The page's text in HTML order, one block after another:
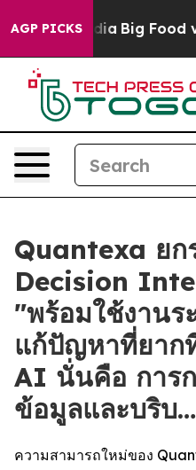
AGP PICKS
Media Big Food vs.
Quantexa ยก
Decision
"พร้อมใช้งานร
แก้ปัญหาที่ยาก
AI นั่นคือ การ
ข้อมูลและบริบ…
ความสามารถใหม่ของ